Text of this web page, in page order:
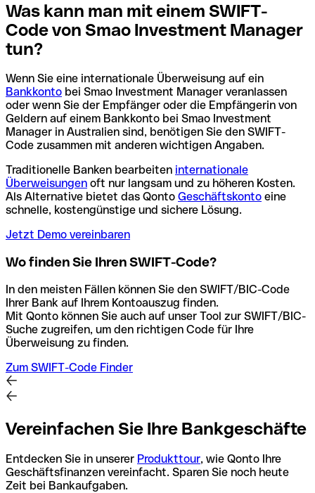
Was kann man mit einem SWIFT-
Code von Smao Investment Manager
tun?
Wenn Sie eine internationale Überweisung auf ein
Bankkonto bei Smao Investment Manager veranlassen
oder wenn Sie der Empfänger oder die Empfängerin von
Geldern auf einem Bankkonto bei Smao Investment
Manager in Australien sind, benötigen Sie den SWIFT-
Code zusammen mit anderen wichtigen Angaben.
Traditionelle Banken bearbeiten internationale
Überweisungen oft nur langsam und zu höheren Kosten.
Als Alternative bietet das Qonto Geschäftskonto eine
schnelle, kostengünstige und sichere Lösung.
Jetzt Demo vereinbaren
Wo finden Sie Ihren SWIFT-Code?
In den meisten Fällen können Sie den SWIFT/BIC-Code
Ihrer Bank auf Ihrem Kontoauszug finden.
Mit Qonto können Sie auch auf unser Tool zur SWIFT/BIC-
Suche zugreifen, um den richtigen Code für Ihre
Überweisung zu finden.
Zum SWIFT-Code Finder
Vereinfachen Sie Ihre Bankgeschäfte
Entdecken Sie in unserer Produkttour, wie Qonto Ihre
Geschäftsfinanzen vereinfacht. Sparen Sie noch heute
Zeit bei Bankaufgaben.